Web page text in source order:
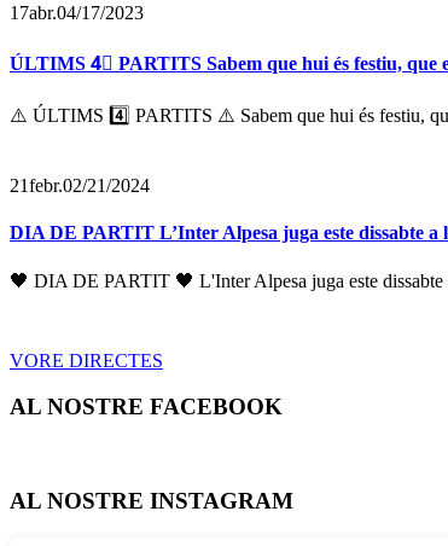
17abr.04/17/2023
ÚLTIMS 4⃣ PARTITS Sabem que hui és festiu, que
⚠️ ÚLTIMS 4️⃣ PARTITS ⚠️ Sabem que hui és festiu,
21febr.02/21/2024
DIA DE PARTIT L’Inter Alpesa juga este dissabte a
🖤 DIA DE PARTIT 🖤 L'Inter Alpesa juga este dissabte
VORE DIRECTES
AL NOSTRE FACEBOOK
AL NOSTRE INSTAGRAM